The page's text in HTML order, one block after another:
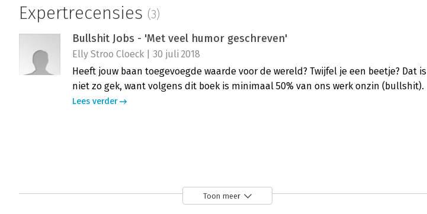
Expertrecensies (3)
Bullshit Jobs - 'Met veel humor geschreven'
Elly Stroo Cloeck | 30 juli 2018
Heeft jouw baan toegevoegde waarde voor de wereld? Twijfel je een beetje? Dat is
niet zo gek, want volgens dit boek is minimaal 50% van ons werk onzin (bullshit).
Lees verder
Wiemer Renkema | 16 juli 2018Toon meer